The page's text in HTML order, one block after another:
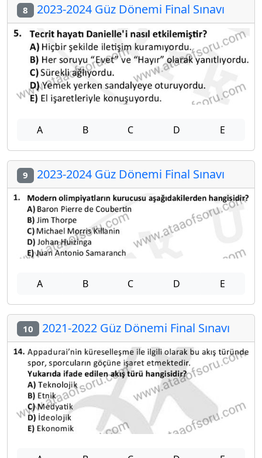
8 2023-2024 Güz Dönemi Final Sınavı
A B C D E
9 2023-2024 Güz Dönemi Final Sınavı
A B C D E
10 2021-2022 Güz Dönemi Final Sınavı